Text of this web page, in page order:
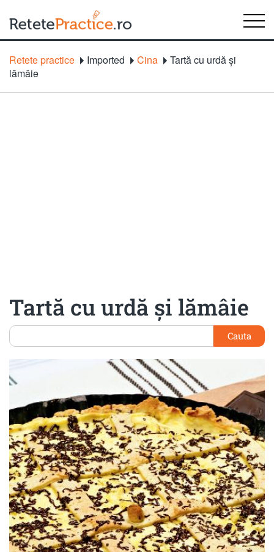
Retete practice Imported Cina
Tartă cu urdă și
lămâie
Tartă cu urdă și lămâie
Cauta